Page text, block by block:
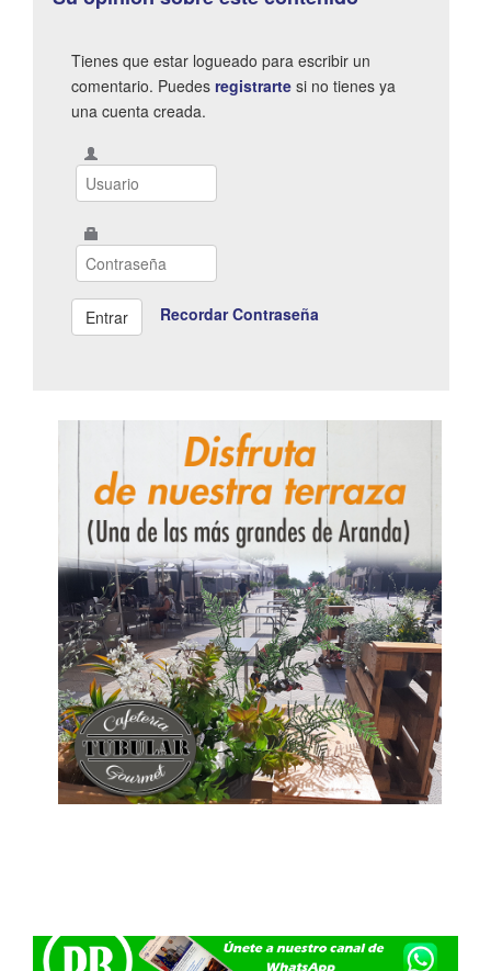
Tienes que estar logueado para escribir un
comentario. Puedes registrarte si no tienes ya
una cuenta creada.
Recordar Contraseña